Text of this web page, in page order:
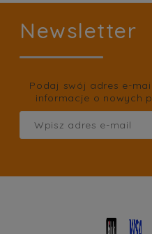
Newsletter
Podaj swój adres e-
informacje o nowych